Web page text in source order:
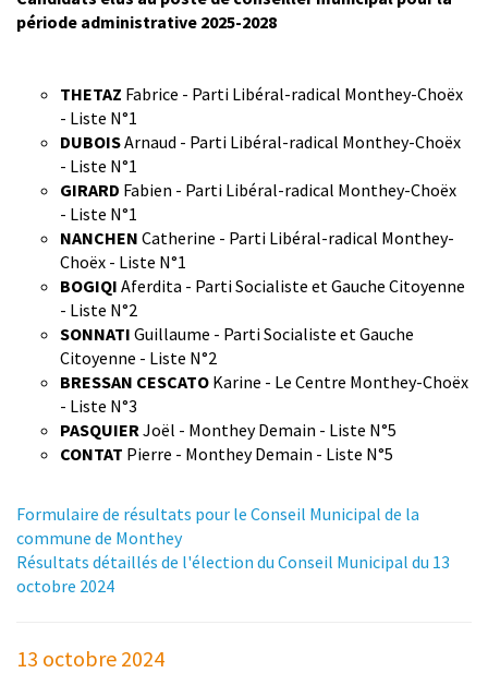
période administrative 2025-2028
THETAZ Fabrice - Parti Libéral-radical Monthey-Choëx
- Liste N°1
DUBOISArnaud - Parti Libéral-radical Monthey-Choëx
- Liste N°1
GIRARD Fabien - Parti Libéral-radical Monthey-Choëx
- Liste N°1
NANCHEN Catherine - Parti Libéral-radical Monthey-
Choëx - Liste N°1
BOGIQI Aferdita - Parti Socialiste et Gauche Citoyenne
- Liste N°2
SONNATI Guillaume - Parti Socialiste et Gauche
Citoyenne - Liste N°2
BRESSAN CESCATO Karine - Le Centre Monthey-Choëx
- Liste N°3
PASQUIERJoël - Monthey Demain - Liste N°5
CONTAT Pierre - Monthey Demain - Liste N°5
Formulaire de résultats pour le Conseil Municipal de la
commune de Monthey
Résultats détaillés de l'élection du Conseil Municipal du 13
octobre 2024
13 octobre 2024